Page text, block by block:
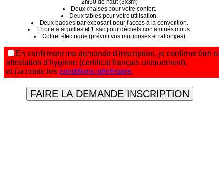
2m50 de haut (3x3m)
Deux chaises pour votre confort.
Deux tables pour votre utilisation.
Deux badges par exposant pour l'accès à la convention.
1 boite à aiguilles et 1 sac pour déchets contaminés mous.
Coffret électrique (prévoir vos multiprises et rallonges)
En confirmant ma demande d'inscription, je confirme être
attestation d'hygiène (certificat français uniquement),
et j'accepte les conditions générales.